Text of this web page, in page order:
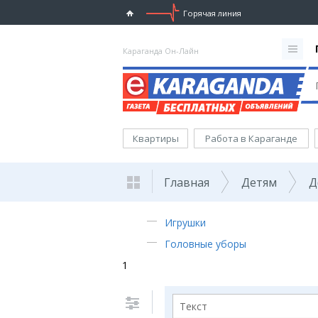
Горячая линия
Караганда Он-Лайн
Квартиры Работа в Караганде
Главная Детям
Игрушки
Головные уборы
1